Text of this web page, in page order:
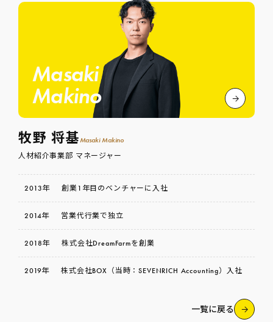
一覧に戻る
Masaki
Makino
牧野 将基Masaki Makino
人材紹介事業部 マネージャー
2013年 創業1年目のベンチャーに入社
2014年 営業代行業で独立
2018年 株式会社DreamFarmを創業
2019年 株式会社BOX（当時：SEVENRICH Accounting）入社